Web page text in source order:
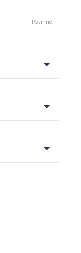
Povinné